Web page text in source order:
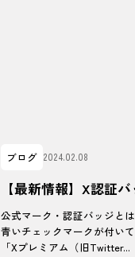
ブログ 2024.02.08
【最新情報】X認証
公式マーク・認証バッジと
青いチェックマークが付い
「Xプレミアム（旧Twitter...